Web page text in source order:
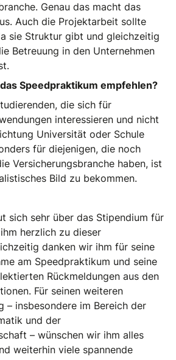
Genau das macht das
Auch die Projektarbeit sollte
sie Struktur gibt und gleichzeitig
Betreuung in den Unternehmen
Speedpraktikum empfehlen?
die sich für
interessieren und nicht
Universität oder Schule
für diejenigen, die noch
Versicherungsbranche haben, ist
Bild zu bekommen.
sich sehr über das Stipendium für
herzlich zu dieser
danken wir ihm für seine
am Speedpraktikum und seine
Rückmeldungen aus den
Für seinen weiteren
– insbesondere im Bereich der
und der
– wünschen wir ihm alles
weiterhin viele spannende